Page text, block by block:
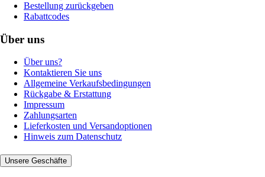
Bestellung zurückgeben
Rabattcodes
Über uns
Über uns?
Kontaktieren Sie uns
Allgemeine Verkaufsbedingungen
Rückgabe & Erstattung
Impressum
Zahlungsarten
Lieferkosten und Versandoptionen
Hinweis zum Datenschutz
Unsere Geschäfte